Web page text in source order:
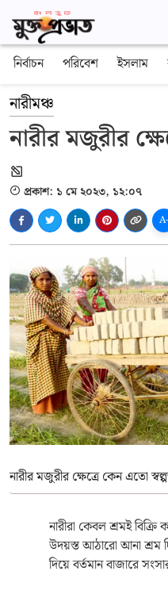
নির্বাচন পরিবেশ ইসলাম
নারীমঞ্চ
নারীর মজুরীর
প্রকাশ: ১ মে ২০২৩, ১২:০৭
A-
নারীর মজুরীর ক্ষেত্রে কেন এতো
নারীরা কেবল শ্রমই বিক্রি
উদয়স্ত আঠারো আনা শ্রম
দিয়ে বর্তমান বাজারে